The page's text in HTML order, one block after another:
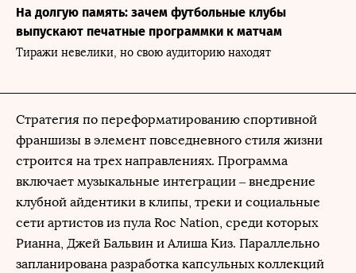
На долгую память: зачем футбольные клубы
выпускают печатные программки к матчам
Тиражи невелики, но свою аудиторию находят
Стратегия по переформатированию спортивной
франшизы в элемент повседневного стиля жизни
строится на трех направлениях. Программа
включает музыкальные интеграции – внедрение
клубной айдентики в клипы, треки и социальные
сети артистов из пула Roc Nation, среди которых
Рианна, Джей Бальвин и Алиша Киз. Параллельно
запланирована разработка капсульных коллекций